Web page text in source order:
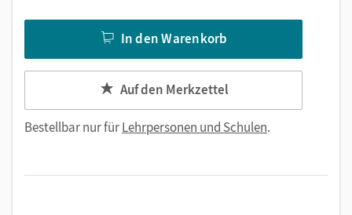
In den Warenkorb
Auf den Merkzettel
Bestellbar nur fürLehrpersonen und Schulen.